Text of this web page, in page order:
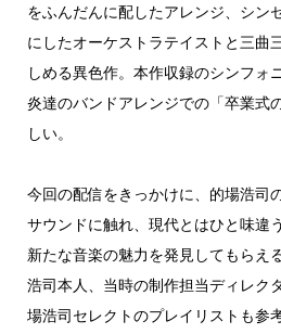
をふんだんに配したアレンジ、シン
にしたオーケストラテイストと三曲
しめる異色作。本作収録のシンフォ
炎達のバンドアレンジでの「卒業式
しい。
今回の配信をきっかけに、的場浩司
サウンドに触れ、現代とはひと味違
新たな音楽の魅力を発見してもらえ
浩司本人、当時の制作担当ディレク
場浩司セレクトのプレイリストも参